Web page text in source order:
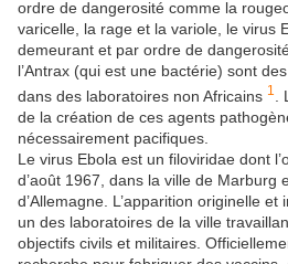
ordre de dangerosité comme la
varicelle, la rage et la variole, le virus
demeurant et par ordre de
l’Antrax (qui est une bactérie) sont
dans des laboratoires non Africains 1
de la création de ces agents
nécessairement pacifiques.
Le virus Ebola est un filoviridae dont
d’août 1967, dans la ville de Marburg
d’Allemagne. L’apparition originelle et
un des laboratoires de la ville
objectifs civils et militaires.